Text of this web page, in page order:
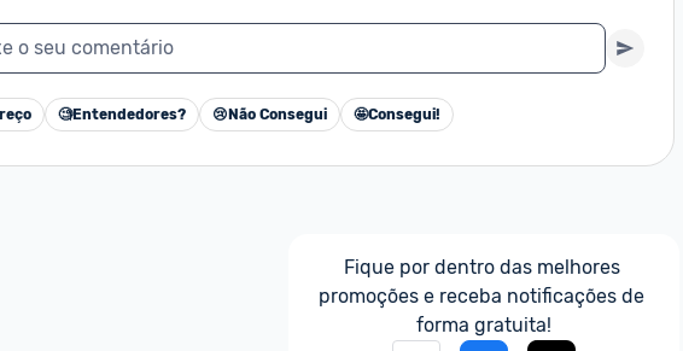
o seu comentário
🧐Entendedores? 😢 Não Consegui 🤩Consegui!
Fique por dentro das melhores
promoções e receba notificações de
forma gratuita!